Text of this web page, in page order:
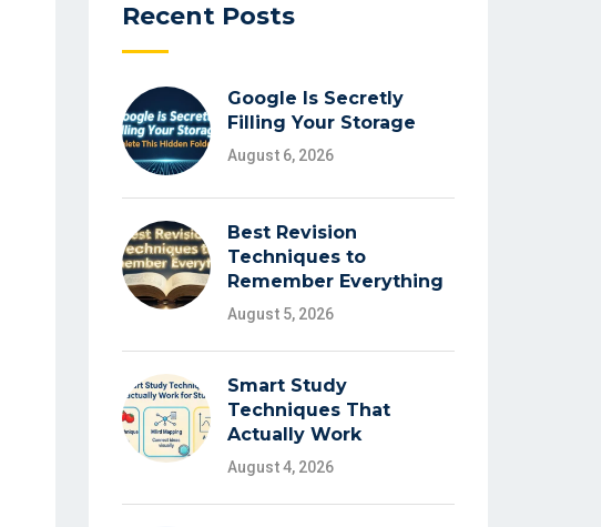
Recent Posts
Google Is Secretly
Filling Your Storage
August 6, 2026
Best Revision
Techniques to
Remember Everything
August 5, 2026
Smart Study
Techniques That
Actually Work
August 4, 2026